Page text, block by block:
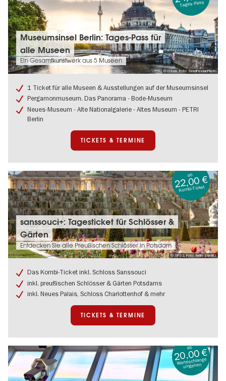
© iStock, Foto: SeanPavonePhoto
Tickets
&
Termine:
Museumsinsel
Berlin:
Pass
für
alle
Museen
Museumsinsel Berlin: Tages-Pass für
alle Museen
Ein Gesamtkunstwerk aus 5 Museen
Tages-Pass
1 Ticket für alle Museen & Ausstellungen auf der Museumsinsel
Pergamonmuseum. Das Panorama - Bode-Museum
Neues-Museum - Alte Nationalgalerie - Altes Museum - PETRI
Berlin
TICKETS & TERMINE
© SPSG, Foto: André Stiebitz
Tickets
&
Termine:
sanssouci+:
Tagesticket
Schlösser
Gärten
sanssouci+: Tagesticket für Schlösser &
Gärten
Entdecken Sie alle Preußischen Schlösser in Potsdam
ab
22,00 €
Kombi-Ticket
Das Kombi-Ticket inkl. Schloss Sanssouci
inkl. preußischen Schlösser & Gärten Potsdams
inkl. Neues Palais, Schloss Charlottenhof & mehr
TICKETS & TERMINE
ab
20,00 €
Warteschlange
umgehen